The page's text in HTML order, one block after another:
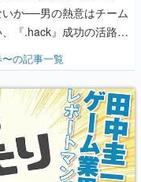
か──男の熱意はチーム
『.hack』成功の活路を
だった【若ゲのいた
の記事一覧